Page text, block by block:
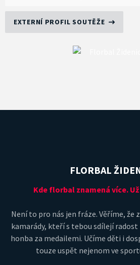
EXTERNÍ PROFIL SOUTĚŽE
FLORBAL
Kde florbal znamená více.
Není to pro nás jen fráze. Věříme, že
kamarády, kteří s tebou sdílejí radost
honba za medailemi. Učíme děti i
touze uspět nejenom ve